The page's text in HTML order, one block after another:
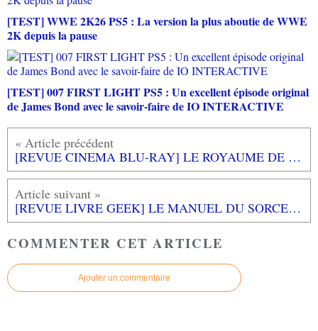
[TEST] WWE 2K26 PS5 : La version la plus aboutie de WWE
2K depuis la pause
[TEST] 007 FIRST LIGHT PS5 : Un excellent épisode original
de James Bond avec le savoir-faire de IO INTERACTIVE
[REVUE CINEMA BLU-RAY] LE ROYAUME DE NAYA
[REVUE LIVRE GEEK] LE MANUEL DU SORCELEUR d'Alain T. PUYSSEGUR aux éditions BRAGELONNE
COMMENTER CET ARTICLE
Ajouter un commentaire